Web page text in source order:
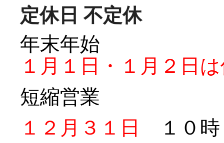
定休日 不定休
年末年始
１月１日・１月２日
短縮営業
１２月３１日
１０時